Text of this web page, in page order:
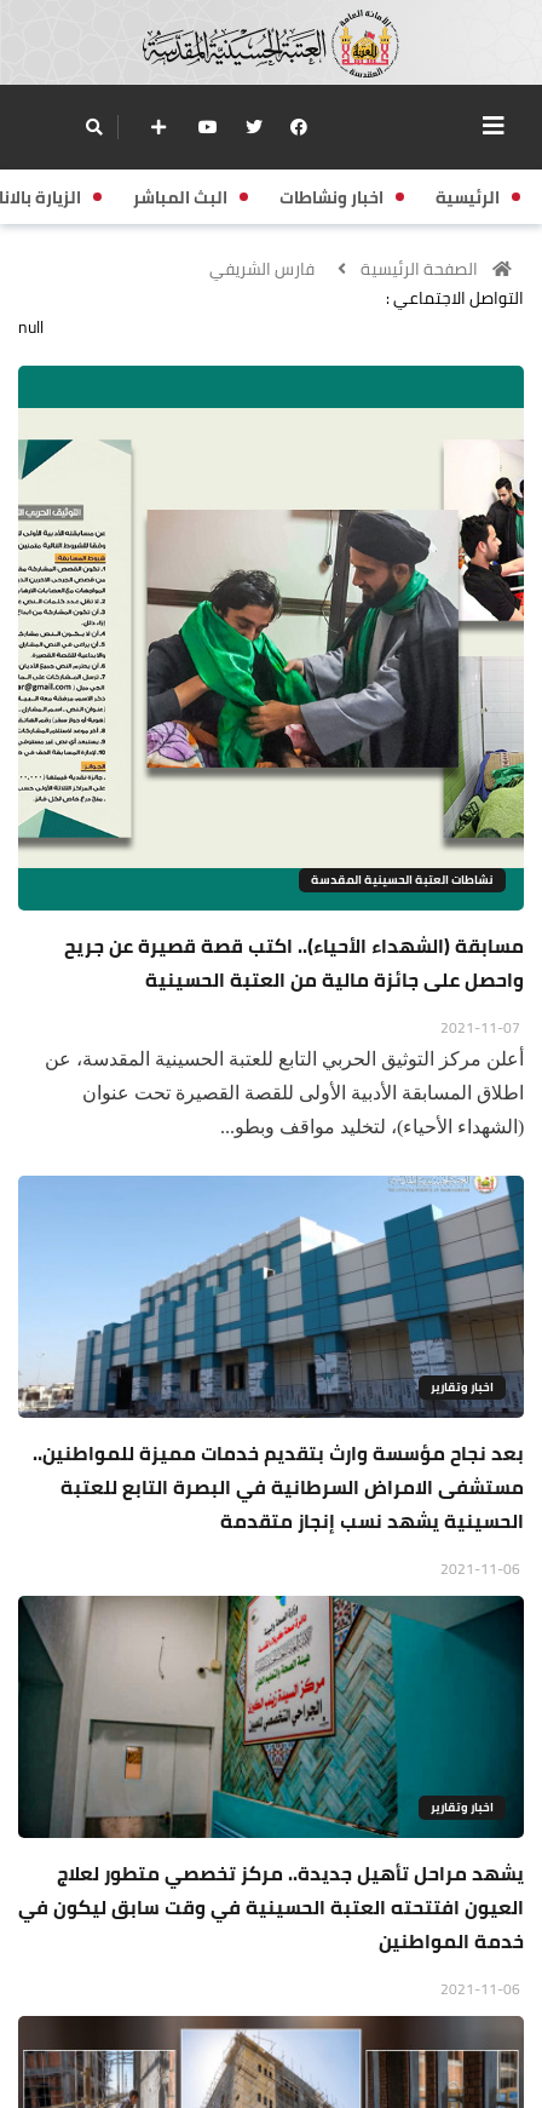
الرئيسية اخبار ونشاطات البث المباشر الزيارة
الصفحة الرئيسية
فارس الشريفي
التواصل الاجتماعي :
null
نشاطات العتبة الحسينية المقدسة
مسابقة (الشهداء الأحياء).. اكتب قصة قصيرة عن جريح
واحصل على جائزة مالية من العتبة الحسينية
أعلن مركز التوثيق الحربي التابع للعتبة الحسينية المقدسة، عن
اطلاق المسابقة الأدبية الأولى للقصة القصيرة تحت عنوان
(الشهداء الأحياء)، لتخليد مواقف وبطو...
اخبار وتقارير
بعد نجاح مؤسسة وارث بتقديم خدمات مميزة للمواطنين..
مستشفى الامراض السرطانية في البصرة التابع للعتبة
الحسينية يشهد نسب إنجاز متقدمة
اخبار وتقارير
يشهد مراحل تأهيل جديدة.. مركز تخصصي متطور لعلاج
العيون افتتحته العتبة الحسينية في وقت سابق ليكون في
خدمة المواطنين